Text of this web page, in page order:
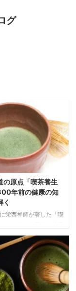
グ
の原点「喫茶養生
年前の健康の知
く
栄西禅師が著した「喫
と健康効能を解説。中
わり独自の発展を遂げた
と、現代にも通じる
薬」としての価値を探